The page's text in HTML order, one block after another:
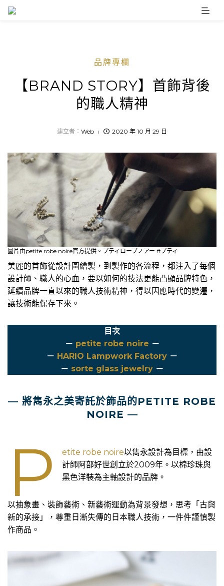
Skip
品牌專欄
【BRAND STORY】首飾背後
的職人精神
建立者： Web 2020 年 10 月 29 日
圖片由petite robe noire官方提供。プティローブノアー #プティ
美麗的首飾從設計圖繪製，到製作的各流程，都注入了每個
設計師、職人的心血，要以如何的技法更能凸顯品牌特色，
延續品牌一直以來的職人技術精神，得以因應時代的變遷，
讓技術能保存下來。
目次
－ petite robe noire －
－ HARIO Lampwork Factory －
－ sorte glass jewelry －
— 將雋永之美寄託於飾品的PETITE ROBE
NOIRE —
p etite robe noire以雋永設計為目標，由設
計師阿部好世創立於2009年。以棉珍珠與
黑色洋裝為主軸設計的品牌。
以抽象畫、裝飾藝術、新藝術運動為背景發想，思考「古與
新的承接」，尊重日漸失傳的日本職人技術，一件件謹慎製
作商品。